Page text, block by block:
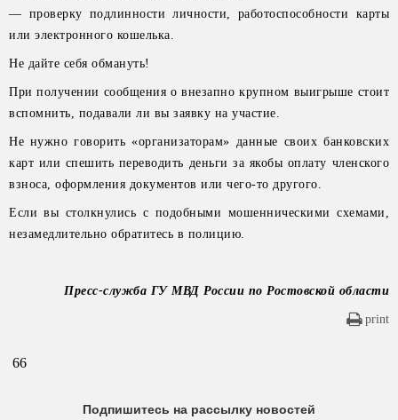
— проверку подлинности личности, работоспособности карты
или электронного кошелька.
Не дайте себя обмануть!
При получении сообщения о внезапно крупном выигрыше стоит
вспомнить, подавали ли вы заявку на участие.
Не нужно говорить «организаторам» данные своих банковских
карт или спешить переводить деньги за якобы оплату членского
взноса, оформления документов или чего-то другого.
Если вы столкнулись с подобными мошенническими схемами,
незамедлительно обратитесь в полицию.
Пресс-служба ГУ МВД России по Ростовской области
print
66
Подпишитесь на рассылку новостей